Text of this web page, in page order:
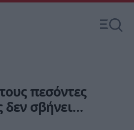
πεσόντες
δεν σβήνει…